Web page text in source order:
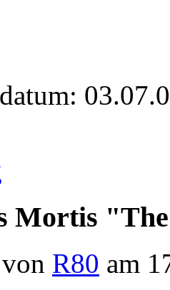
Mortis
R80 am